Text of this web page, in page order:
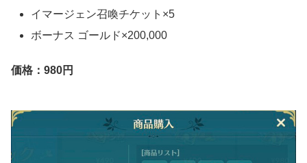
イマージェン召喚チケット×5
ボーナス ゴールド×200,000
価格：980円